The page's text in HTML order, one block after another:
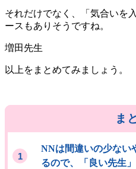
それだけでなく、「気合いを
ースもありそうですね。
以上をまとめてみましょう。
ま
NNは間違いの少ない
るので、「良い先生